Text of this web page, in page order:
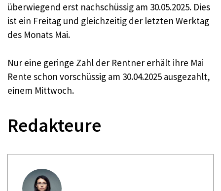
überwiegend erst nachschüssig am 30.05.2025. Dies
ist ein Freitag und gleichzeitig der letzten Werktag
des Monats Mai.
Nur eine geringe Zahl der Rentner erhält ihre Mai
Rente schon vorschüssig am 30.04.2025 ausgezahlt,
einem Mittwoch.
Redakteure